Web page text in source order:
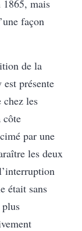
1865, mais
façon
de la
présente
chez les
côte
par une
les deux
était sans